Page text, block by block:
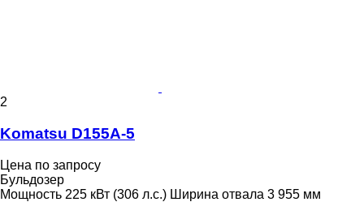
2
Komatsu D155A-5
Цена по запросу
Бульдозер
Мощность 225 кВт (306 л.с.) Ширина отвала 3 955 мм